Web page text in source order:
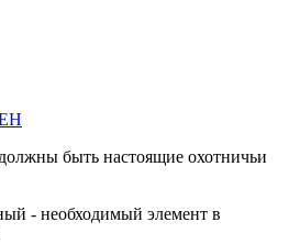
быть настоящие охотничьи
- необходимый элемент в